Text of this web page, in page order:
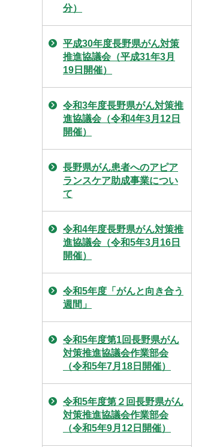
分）
平成30年度長野県がん対策
推進協議会（平成31年3月
19日開催）
令和3年度長野県がん対策推
進協議会（令和4年3月12日
開催）
長野県がん患者へのアピア
ランスケア助成事業につい
て
令和4年度長野県がん対策推
進協議会（令和5年3月16日
開催）
令和5年度「がんと向き合う
週間」
令和5年度第1回長野県がん
対策推進協議会作業部会
（令和5年7月18日開催）
令和5年度第２回長野県がん
対策推進協議会作業部会
（令和5年9月12日開催）